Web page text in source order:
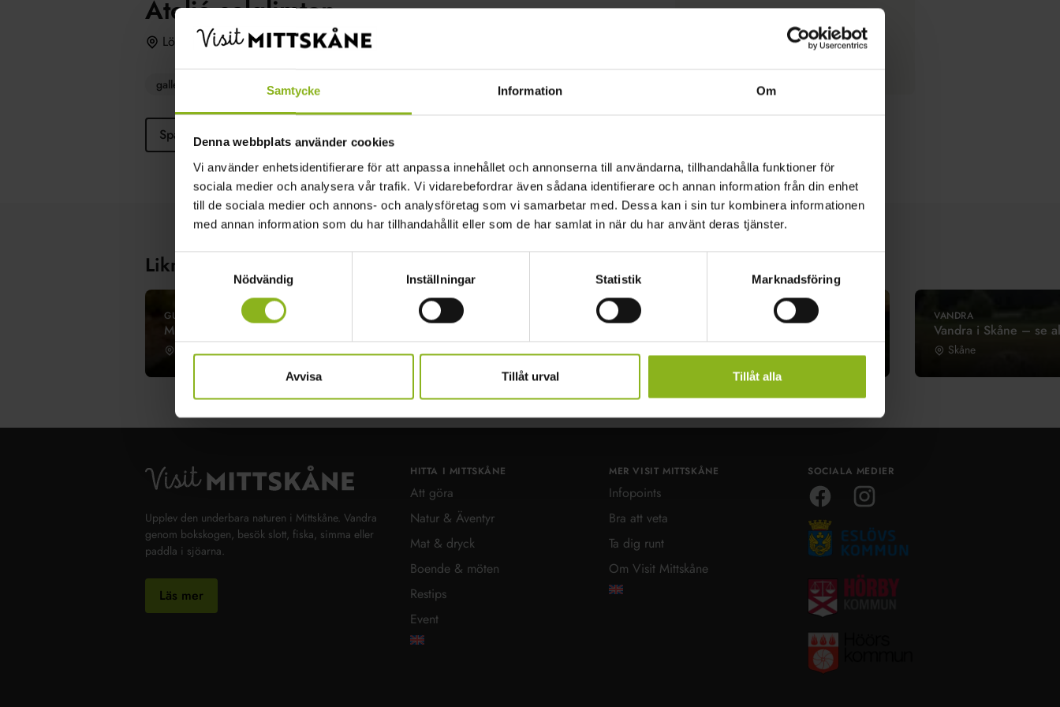
Samtycke Information Om
Denna webbplats använder cookies
Vi använder enhetsidentifierare för att anpassa innehållet och annonserna till användarna, tillhandahålla funktioner för
sociala medier och analysera vår trafik. Vi vidarebefordrar även sådana identifierare och annan information från din enhet
till de sociala medier och annons- och analysföretag som vi samarbetar med. Dessa kan i sin tur kombinera informationen
med annan information som du har tillhandahållit eller som de har samlat in när du har använt deras tjänster.
Samtyckesval
Nödvändig
Inställningar Statistik Marknadsföring
Avvisa Tillåt urval Tillåt alla
Ateljé solglimten
Löberöd
galleri konferens
Spara Dela
241 61 241 61
Liknande besöksmål
GUIDAD TUR
ML Källarbacken
Fulltofta
VANDRA
Vandra i Skåne – se
Skåne
Visit MittSkåne
Upplev den underbara naturen i Mittskåne. Vandra
genom bokskogen, besök slott, fiska, simma eller
paddla i sjöarna.
Läs mer
HITTA I MITTSKÅNE
Att göra
Natur & Äventyr
Mat & dryck
Boende & möten
Restips
Event
MER VISIT MITTSKÅNE
Infopoints
Bra att veta
Ta dig runt
Om Visit Mittskåne
SOCIALA MEDIER
Facebook